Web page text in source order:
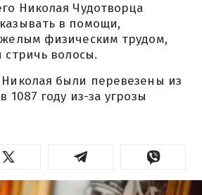
Николая Чудотворца
в помощи,
физическим трудом,
стричь волосы.
были перевезены из
1087 году из-за угрозы